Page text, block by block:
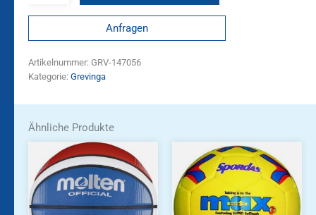
Anfragen
Artikelnummer: GRV-147056
Kategorie: Grevinga
Ähnliche Produkte